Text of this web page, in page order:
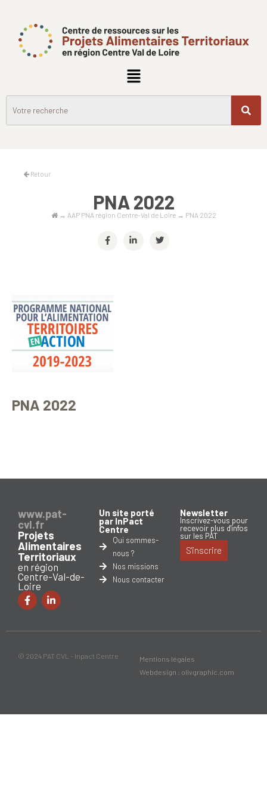
Retour
PNA 2022
→ AAP PNA région Centre-Val de Loire→ PNA 2022
PNA 2022
www.pat-
cvl.fr
Projets
Alimentaires
Territoriaux
en région
Centre-Val-de-
Loire
Un site porté
par InPact
Centre
Qui sommes-
nous ?
Nos missions
Nous contacter
Newsletter
Inscrivez-vous pour
recevoir plus d'infos
sur les PAT
S'inscrire
© 2024 PAT CVL - Inpact Centre
Mentions légales
Webdesign : olivgraphic.com